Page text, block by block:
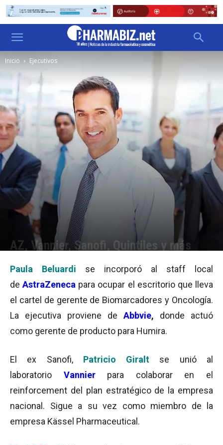
Inicio Ejecutivos
AZ, Vannier, Sanofi, Quintiles y más
Paula Beluardi
se incorporó al staff local
de AstraZeneca para ocupar el escritorio que lleva
el cartel de gerente de Biomarcadores y Oncología.
La ejecutiva proviene de Abbvie, donde actuó
como gerente de producto para Humira.
El ex Sanofi, Patricio Giralt se unió al
laboratorio Vannier
para colaborar en el
reinforcement del plan estratégico de la empresa
nacional. Sigue a su vez como miembro de la
empresa Kässel Pharmaceutical.